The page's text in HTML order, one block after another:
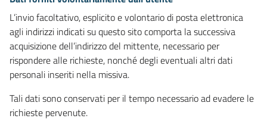
L’invio facoltativo, esplicito e volontario di posta elettronica
agli indirizzi indicati su questo sito comporta la successiva
acquisizione dell’indirizzo del mittente, necessario per
rispondere alle richieste, nonché degli eventuali altri dati
personali inseriti nella missiva.
Tali dati sono conservati per il tempo necessario ad evadere le
richieste pervenute.